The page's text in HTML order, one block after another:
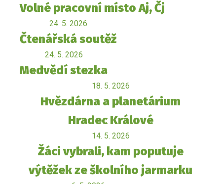
Volné pracovní místo Aj, Čj
24. 5. 2026
Čtenářská soutěž
24. 5. 2026
Medvědí stezka
18. 5. 2026
Hvězdárna a planetárium
Hradec Králové
14. 5. 2026
Žáci vybrali, kam poputuje
výtěžek ze školního jarmarku